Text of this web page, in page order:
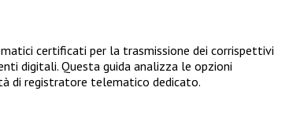
certificati per la trasmissione dei corrispettivi
digitali. Questa guida analizza le opzioni
di registratore telematico dedicato.